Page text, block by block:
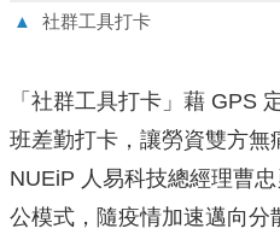
▲ 社群工具打卡
「社群工具打卡」藉 GPS
班差勤打卡，讓勞資雙方無
NUEiP 人易科技總經理曹
公模式，隨疫情加速邁向分